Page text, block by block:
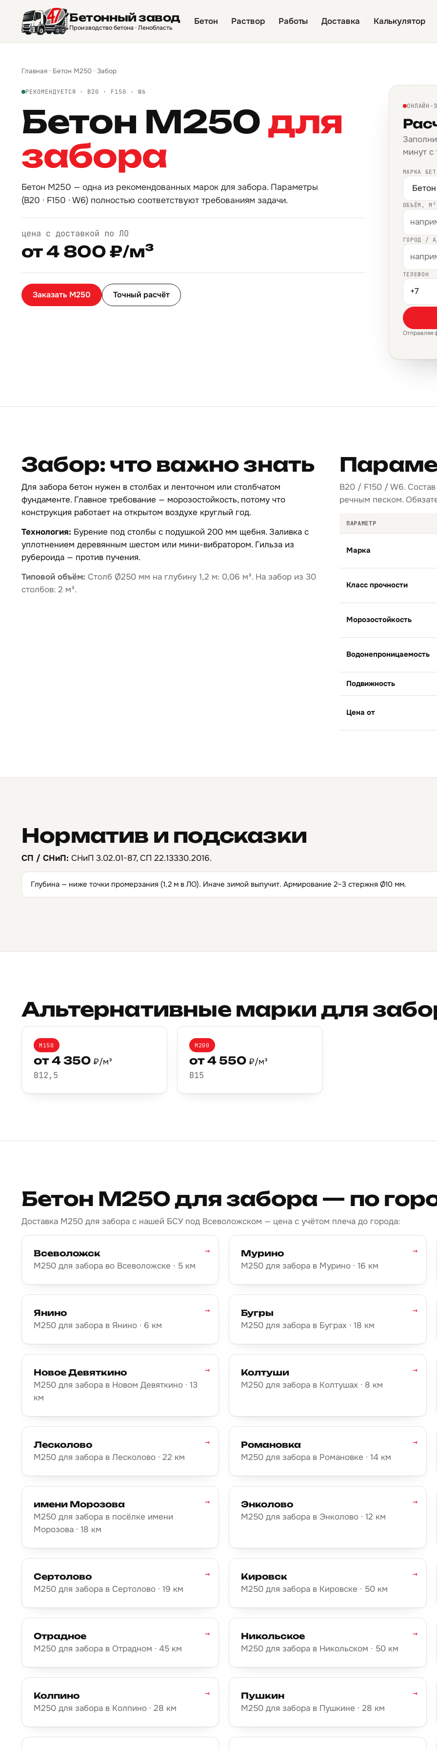
Бетонный завод
Производство бетона · Ленобласть
Бетон Раствор Работы Доставка Калькулятор
Главная · Бетон М250 · Забор
РЕКОМЕНДУЕТСЯ · B20 · F150 · W6
Бетон М250 для
забора
Бетон М250 — одна из рекомендованных марок для забора. Параметры
(B20 · F150 · W6) полностью соответствуют требованиям задачи.
цена с доставкой по ЛО
от 4 800 ₽/м³
Заказать М250 Точный расчёт
ОНЛАЙН-
минут с
МАРКА
ОБЪЁМ, М³
ГОРОД /
ТЕЛЕФОН
Отправляя
Забор: что важно знать
Для забора бетон нужен в столбах и ленточном или столбчатом
фундаменте. Главное требование — морозостойкость, потому что
конструкция работает на открытом воздухе круглый год.
Технология: Бурение под столбы с подушкой 200 мм щебня. Заливка с
уплотнением деревянным шестом или мини-вибратором. Гильза из
рубероида — против пучения.
Типовой объём: Столб Ø250 мм на глубину 1,2 м: 0,06 м³. На забор из 30
столбов: 2 м³.
B20 / F150 / W6.
речным песком.
ПАРАМЕТР
Марка
Класс прочности
Морозостойкость
Водонепроницаемость
Подвижность
Цена от
Норматив и подсказки
СП / СНиП: СНиП 3.02.01-87, СП 22.13330.2016.
Глубина — ниже точки промерзания (1,2 м в ЛО). Иначе зимой выпучит. Армирование 2–3 стержня Ø10 мм.
Альтернативные марки для
М150
от 4 350 ₽/м³
B12,5
М200
от 4 550 ₽/м³
B15
Бетон М250 для забора — по
Доставка М250 для забора с нашей БСУ под Всеволожском — цена с учётом плеча до города:
Всеволожск
М250 для забора во Всеволожске · 5 км
→
Мурино
М250 для забора в Мурино · 16 км
→
Янино
М250 для забора в Янино · 6 км
→
Бугры
М250 для забора в Буграх · 18 км
→
Новое Девяткино
М250 для забора в Новом Девяткино · 13
км
→
Колтуши
М250 для забора в Колтушах · 8 км
→
Лесколово
М250 для забора в Лесколово · 22 км
→
Романовка
М250 для забора в Романовке · 14 км
→
имени Морозова
М250 для забора в посёлке имени
Морозова · 18 км
→
Энколово
М250 для забора в Энколово · 12 км
→
Сертолово
М250 для забора в Сертолово · 19 км
→
Кировск
М250 для забора в Кировске · 50 км
→
Отрадное
М250 для забора в Отрадном · 45 км
→
Никольское
М250 для забора в Никольском · 50 км
→
Колпино
М250 для забора в Колпино · 28 км
→
Пушкин
М250 для забора в Пушкине · 28 км
→